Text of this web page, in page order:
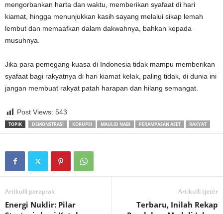
mengorbankan harta dan waktu, memberikan syafaat di hari
kiamat, hingga menunjukkan kasih sayang melalui sikap lemah
lembut dan memaafkan dalam dakwahnya, bahkan kepada
musuhnya.
Jika para pemegang kuasa di Indonesia tidak mampu memberikan
syafaat bagi rakyatnya di hari kiamat kelak, paling tidak, di dunia ini
jangan membuat rakyat patah harapan dan hilang semangat.
Post Views: 543
TOPIK DEMONSTRASI KORUPSI MAULID NABI PERAMPASAN ASET RAKYAT
Artikulli paraprak
Energi Nuklir: Pilar
Artikulli tjetër
Terbaru, Inilah Rekap